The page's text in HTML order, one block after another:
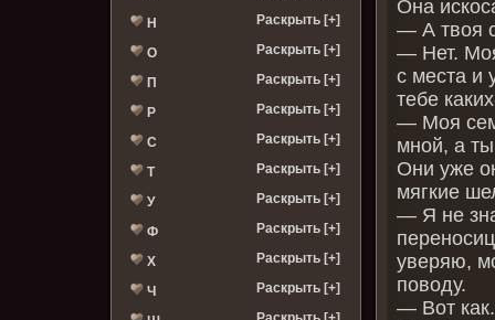
Н Раскрыть [+]
О Раскрыть [+]
П Раскрыть [+]
Р Раскрыть [+]
С Раскрыть [+]
Т Раскрыть [+]
У Раскрыть [+]
Ф Раскрыть [+]
Х Раскрыть [+]
Ч Раскрыть [+]
Она
— А твоя
— Нет.
с места и
тебе
— Моя
мной, а
Они уже
мягкие
— Я не
уверяю,
поводу.
— Вот